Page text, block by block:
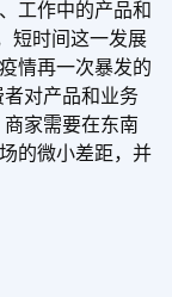
工作中的产品和
短时间这一发展
情再一次暴发的
对产品和业务
商家需要在东南
的微小差距，并